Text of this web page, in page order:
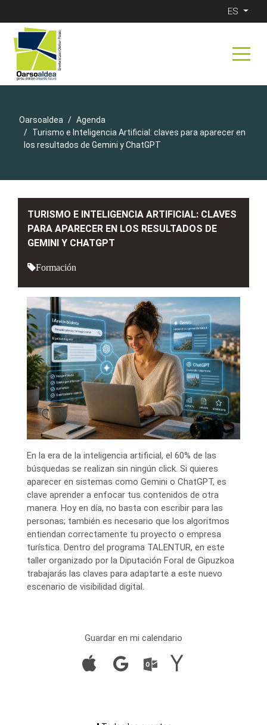
ES
Oarsoaldea
Agenda
Turismo e Inteligencia Artificial: claves para aparecer en
los resultados de Gemini y ChatGPT
TURISMO E INTELIGENCIA ARTIFICIAL: CLAVES
PARA APARECER EN LOS RESULTADOS DE
GEMINI Y CHATGPT
Formación
En la era de la inteligencia artificial, el 60% de las
búsquedas se realizan sin ningún click. Si quieres
aparecer en sistemas como Gemini o ChatGPT, es
clave aprender a enfocar tus contenidos de otra
manera. Hoy en día, no basta con escribir para las
personas; también es necesario que los algoritmos
entiendan correctamente tu proyecto o empresa
turística. Dentro del programa TALENTUR, en este
taller organizado por la Diputación Foral de Gipuzkoa
trabajarás las claves para adaptarte a este nuevo
escenario de visibilidad digital.
Guardar en mi calendario